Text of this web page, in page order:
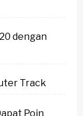
dengan
Track
Poin